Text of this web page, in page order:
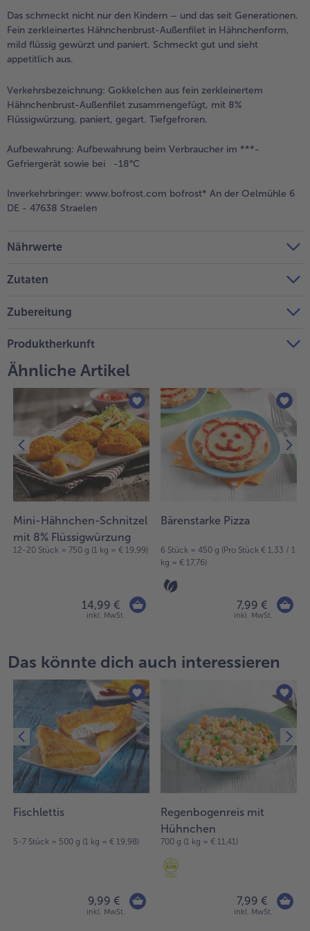
Weiterempfehlen &
Das schmeckt nicht nur den Kindern – und das seit Generationen.
Fein zerkleinertes Hähnchenbrust-Außenfilet in Hähnchenform,
mild flüssig gewürzt und paniert. Schmeckt gut und sieht
appetitlich aus.
Verkehrsbezeichnung: Gokkelchen aus fein zerkleinertem
Hähnchenbrust-Außenfilet zusammengefügt, mit 8%
Flüssigwürzung, paniert, gegart. Tiefgefroren.
Aufbewahrung: Aufbewahrung beim Verbraucher im ***-
Gefriergerät sowie bei -18°C
Inverkehrbringer: www.bofrost.com bofrost* An der Oelmühle 6
DE - 47638 Straelen
Nährwerte
Zutaten
Zubereitung
Produktherkunft
Ähnliche Artikel
Mini-Hähnchen-Schnitzel
mit 8% Flüssigwürzung
12-20 Stück = 750 g (1 kg = € 19,99)
14,99 €
inkl. MwSt.
Bärenstarke Pizza
6 Stück = 450 g (Pro Stück € 1,33 / 1
kg = € 17,76)
7,99 €
inkl. MwSt.
Das könnte dich auch interessieren
Fischlettis
5-7 Stück = 500 g (1 kg = € 19,98)
9,99 €
inkl. MwSt.
Regenbogenreis mit
Hühnchen
700 g (1 kg = € 11,41)
7,99 €
inkl. MwSt.